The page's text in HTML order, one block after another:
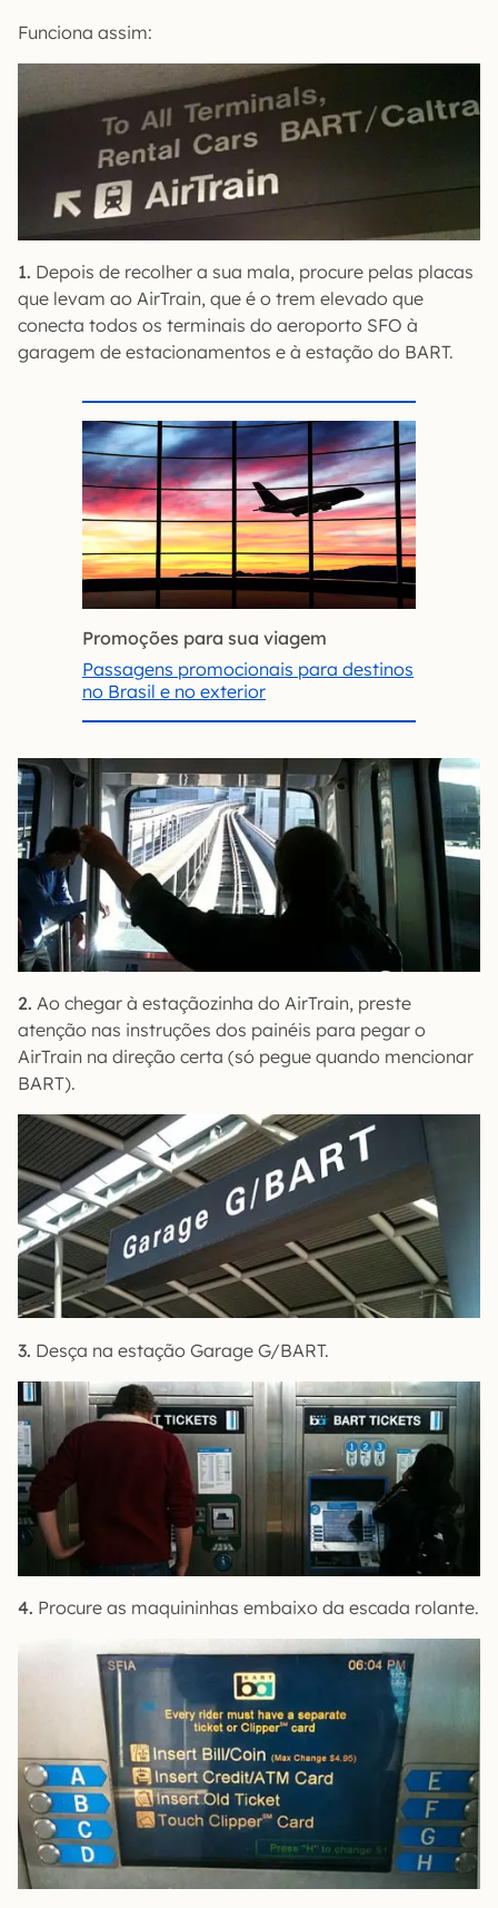
Funciona assim:
1. Depois de recolher a sua mala, procure pelas placas
que levam ao AirTrain, que é o trem elevado que
conecta todos os terminais do aeroporto SFO à
garagem de estacionamentos e à estação do BART.
Promoções para sua viagem
Passagens promocionais para destinos
no Brasil e no exterior
2. Ao chegar à estaçãozinha do AirTrain, preste
atenção nas instruções dos painéis para pegar o
AirTrain na direção certa (só pegue quando mencionar
BART).
3. Desça na estação Garage G/BART.
4. Procure as maquininhas embaixo da escada rolante.